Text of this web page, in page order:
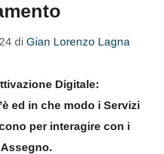
di Gian Lorenzo Lagna
Digitale:
ed in che modo i Servizi
per interagire con i